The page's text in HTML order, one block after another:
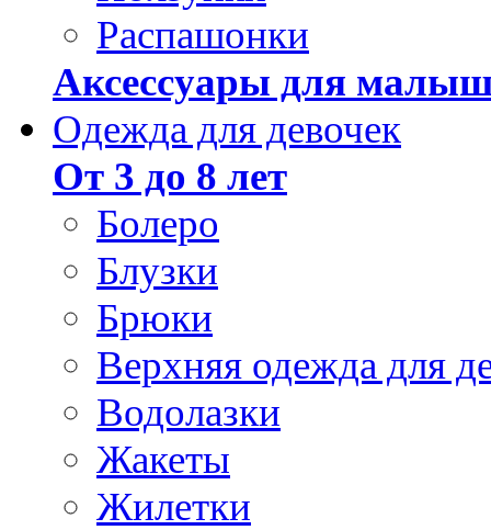
Распашонки
Аксессуары для
Одежда для девочек
От 3 до 8 лет
Болеро
Блузки
Брюки
Верхняя одежда для
Водолазки
Жакеты
Жилетки